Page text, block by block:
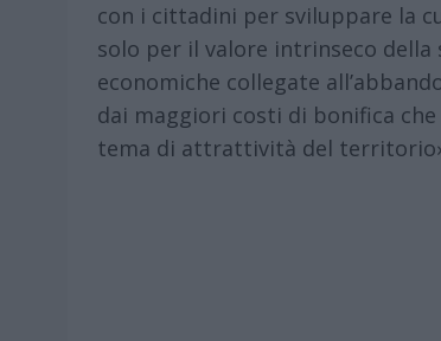
con i cittadini per sviluppare la
solo per il valore intrinseco della
economiche collegate
dai maggiori costi di bonifica
tema di attrattività del